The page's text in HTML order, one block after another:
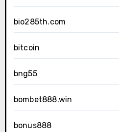
bio285th.com
bitcoin
bng55
bombet888.win
bonus888